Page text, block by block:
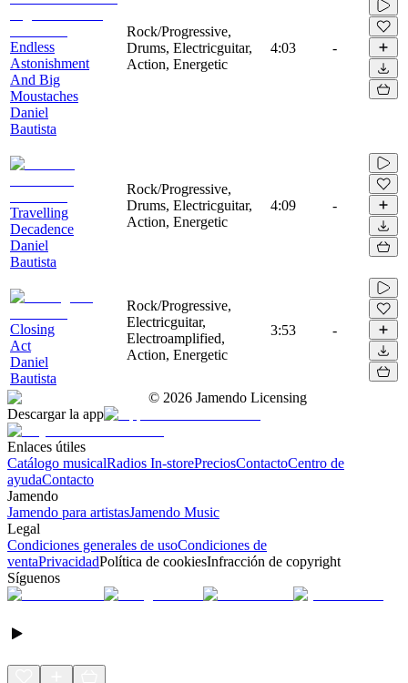
Endless
Astonishment
And Big
Moustaches
Daniel
Bautista
Rock/Progressive,
Drums, Electricguitar,
Action, Energetic
4:03 -
Travelling
Decadence
Daniel
Bautista
Rock/Progressive,
Drums, Electricguitar,
Action, Energetic
4:09 -
Closing
Act
Daniel
Bautista
Rock/Progressive,
Electricguitar,
Electroamplified,
Action, Energetic
3:53 -
© 2026 Jamendo Licensing
Descargar la app
Enlaces útiles
Catálogo musicalRadios In-storePreciosContactoCentro de
ayudaContacto
Jamendo
Jamendo para artistasJamendo Music
Legal
Condiciones generales de usoCondiciones de
ventaPrivacidadPolítica de cookiesInfracción de copyright
Síguenos